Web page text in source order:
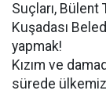
Suçları, Bülent
Kuşadası
yapmak!
Kızım ve
sürede